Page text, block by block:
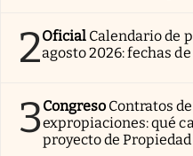
2Oficial Calendario de
agosto 2026: fechas
3Congreso Contratos
expropiaciones: qué
proyecto de